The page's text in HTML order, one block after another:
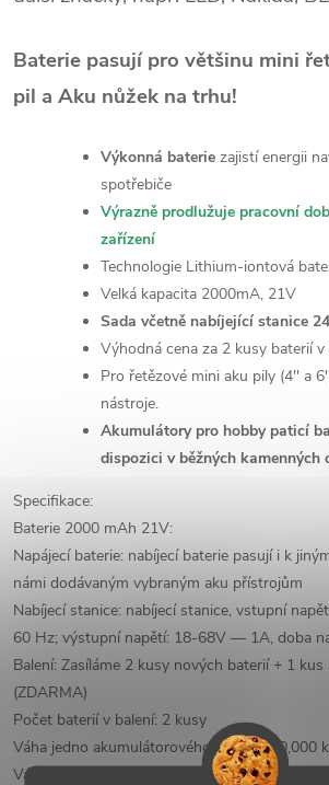
Baterie pasují pro většinu mini
pil a Aku nůžek na trhu!
Výkonná baterie zajistí energii
spotřebiče
Výrazně prodlužuje pracovní
zařízení
Technologie Lithium-iontová
Velká kapacita 2000mA, 21V
Sada včetně nabíjející stanice
Výhodná cena za 2 kusy baterií v
Pro řetězové mini aku pily (4'' a
nástroje.
Akumulátory pro hobby paticí
dispozici v běžných kamenných
Specifikace:
Baterie 2000 mAh 21V:
Napájecí baterie: nabíjecí baterie pasují i k
námi dodávaným vybraným aku přístrojům
Nabíjecí stanice: nabíjecí stanice, vstupní
60 Hz; výstupní napětí: 18-68V — 1A, doba
Balení: Zasíláme 2 kusy nových baterií + 1
(ZDARMA)
Počet baterií v balení: 2 kusy
Váha jedno akumulátorového článku: á 0,000
Váha nabíjecí stanice: á 0,000 kg